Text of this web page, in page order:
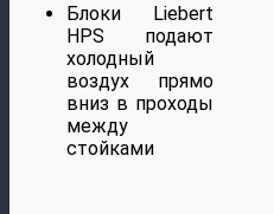
Блоки Liebert
HPS подают
холодный
воздух прямо
вниз в проходы
между
стойками